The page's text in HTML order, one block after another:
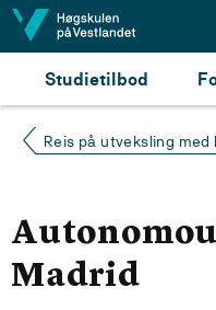
Hopp til innhald
Studietilbod
Reis på utveksling med
Madrid